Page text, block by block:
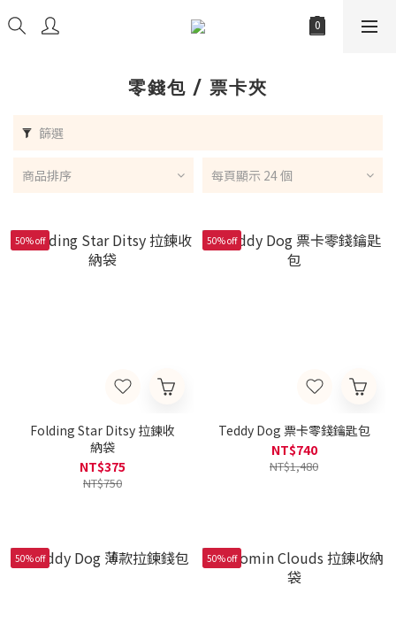
零錢包 / 票卡夾
篩選
商品排序 每頁顯示 24 個
50% off
Folding Star Ditsy 拉鍊收
納袋
NT$375
NT$750
50% off
Teddy Dog 票卡零錢鑰匙包
NT$740
NT$1,480
50% off 50% off